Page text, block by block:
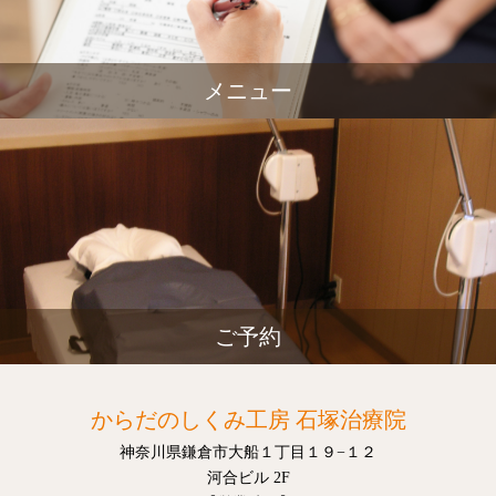
メニュー
ご予約
からだのしくみ工房 石塚治療院
神奈川県鎌倉市大船１丁目１９−１２
河合ビル 2F